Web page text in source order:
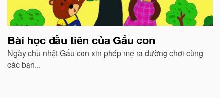
Bài học đầu tiên của Gấu con
Ngày chủ nhật Gấu con xin phép mẹ ra đường chơi cùng
các bạn...